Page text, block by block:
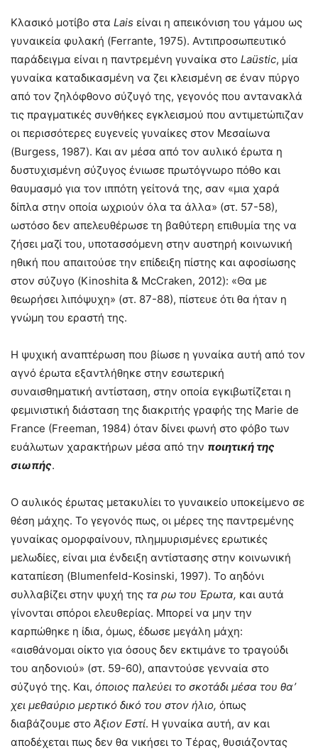
Κλασικό μοτίβο στα Lais είναι η απεικόνιση του γάμου ως
γυναικεία φυλακή (Ferrante, 1975). Αντιπροσωπευτικό
παράδειγμα είναι η παντρεμένη γυναίκα στο Laüstic, μία
γυναίκα καταδικασμένη να ζει κλεισμένη σε έναν πύργο
από τον ζηλόφθονο σύζυγό της, γεγονός που αντανακλά
τις πραγματικές συνθήκες εγκλεισμού που αντιμετώπιζαν
οι περισσότερες ευγενείς γυναίκες στον Μεσαίωνα
(Burgess, 1987). Και αν μέσα από τον αυλικό έρωτα η
δυστυχισμένη σύζυγος ένιωσε πρωτόγνωρο πόθο και
θαυμασμό για τον ιππότη γείτονά της, σαν «μια χαρά
δίπλα στην οποία ωχριούν όλα τα άλλα» (στ. 57-58),
ωστόσο δεν απελευθέρωσε τη βαθύτερη επιθυμία της να
ζήσει μαζί του, υποτασσόμενη στην αυστηρή κοινωνική
ηθική που απαιτούσε την επίδειξη πίστης και αφοσίωσης
στον σύζυγο (Kinoshita & McCraken, 2012): «Θα με
θεωρήσει λιπόψυχη» (στ. 87-88), πίστευε ότι θα ήταν η
γνώμη του εραστή της.
Η ψυχική αναπτέρωση που βίωσε η γυναίκα αυτή από τον
αγνό έρωτα εξαντλήθηκε στην εσωτερική
συναισθηματική αντίσταση, στην οποία εγκιβωτίζεται η
φεμινιστική διάσταση της διακριτής γραφής της Marie de
France (Freeman, 1984) όταν δίνει φωνή στο φόβο των
ευάλωτων χαρακτήρων μέσα από την ποιητική της
σιωπής.
Ο αυλικός έρωτας μετακυλίει το γυναικείο υποκείμενο σε
θέση μάχης. Το γεγονός πως, οι μέρες της παντρεμένης
γυναίκας ομορφαίνουν, πλημμυρισμένες ερωτικές
μελωδίες, είναι μια ένδειξη αντίστασης στην κοινωνική
καταπίεση (Blumenfeld-Kosinski, 1997). Το αηδόνι
συλλαβίζει στην ψυχή της τα ρω του Έρωτα, και αυτά
γίνονται σπόροι ελευθερίας. Μπορεί να μην την
καρπώθηκε η ίδια, όμως, έδωσε μεγάλη μάχη:
«αισθάνομαι οίκτο για όσους δεν εκτιμάνε το τραγούδι
του αηδονιού» (στ. 59-60), απαντούσε γενναία στο
σύζυγό της. Και, όποιος παλεύει το σκοτάδι μέσα του θα’
χει μεθαύριο μερτικό δικό του στον ήλιο, όπως
διαβάζουμε στο Άξιον Εστί. Η γυναίκα αυτή, αν και
αποδέχεται πως δεν θα νικήσει το Τέρας, θυσιάζοντας